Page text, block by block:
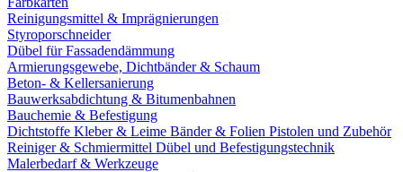
Reinigungsmittel & Imprägnierungen
Styroporschneider
Dübel für Fassadendämmung
Armierungsgewebe, Dichtbänder & Schaum
Beton- & Kellersanierung
Bauwerksabdichtung & Bitumenbahnen
Bauchemie & Befestigung
Dichtstoffe Kleber & Leime Bänder & Folien Pistolen und Zubehör
Reiniger & Schmiermittel Dübel und Befestigungstechnik
Malerbedarf & Werkzeuge